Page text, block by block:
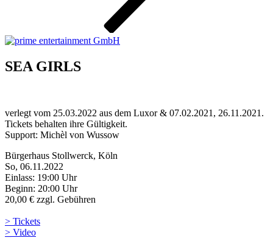
SEA GIRLS
verlegt vom 25.03.2022 aus dem Luxor & 07.02.2021, 26.11.2021.
Tickets behalten ihre Gültigkeit.
Support: Michèl von Wussow
Bürgerhaus Stollwerck, Köln
So, 06.11.2022
Einlass: 19:00 Uhr
Beginn: 20:00 Uhr
20,00 € zzgl. Gebühren
> Tickets
> Video